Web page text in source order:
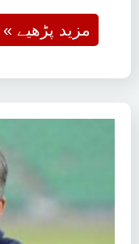
« مزید پڑھیے